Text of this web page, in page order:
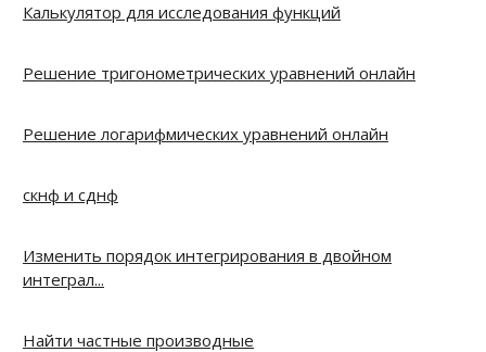
Калькулятор для исследования функций
Решение тригонометрических уравнений онлайн
Решение логарифмических уравнений онлайн
скнф и сднф
Изменить порядок интегрирования в двойном
интеграл...
Найти частные производные